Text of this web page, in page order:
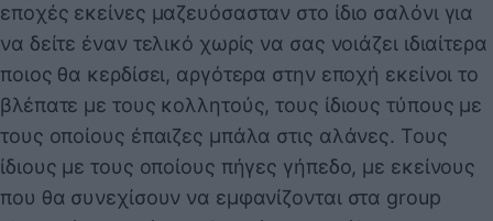
εποχές εκείνες μαζευόσασταν στο ίδιο σαλόνι για
να δείτε έναν τελικό χωρίς να σας νοιάζει ιδιαίτερα
ποιος θα κερδίσει, αργότερα στην εποχή εκείνοι το
βλέπατε με τους κολλητούς, τους ίδιους τύπους με
τους οποίους έπαιζες μπάλα στις αλάνες. Τους
ίδιους με τους οποίους πήγες γήπεδο, με εκείνους
που θα συνεχίσουν να εμφανίζονται στα group